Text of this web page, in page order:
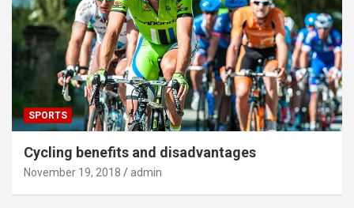
SPORTS
Cycling benefits and disadvantages
November 19, 2018 admin